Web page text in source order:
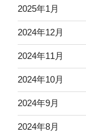
2025年1月
2024年12月
2024年11月
2024年10月
2024年9月
2024年8月